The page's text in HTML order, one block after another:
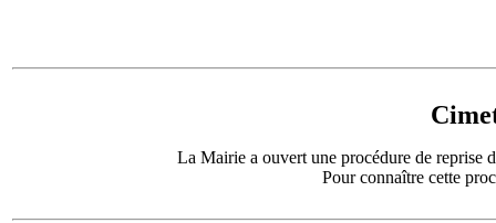
La Mairie a ouvert une procédure de reprise
Pour connaître cette